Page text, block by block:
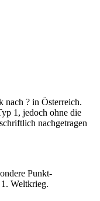
nach ? in Österreich.
1, jedoch ohne die
nachgetragen
Punkt-
Weltkrieg.